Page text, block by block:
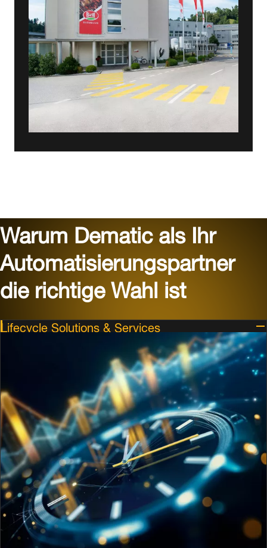
Warum Dematic als Ihr
Automatisierungspartner
die richtige Wahl ist
Lifecycle Solutions & Services